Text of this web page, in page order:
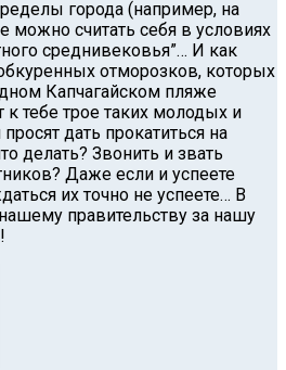
города (например, на
можно считать себя в условиях
среднивековья”… И как
отморозков, которых
Капчагайском пляже
к тебе трое таких молодых и
дать прокатиться на
делать? Звонить и звать
Даже если и успеете
их точно не успеете… В
правительству за нашу